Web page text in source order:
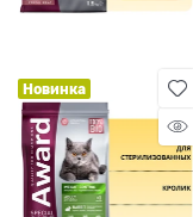
Новинка